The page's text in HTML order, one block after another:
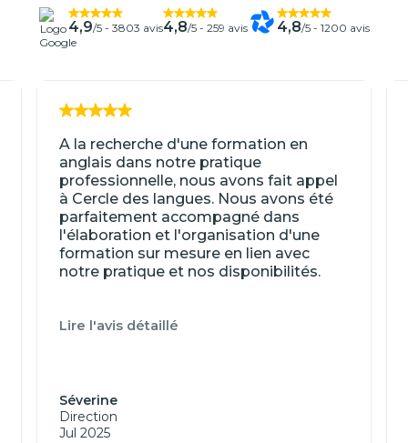
4,9/5 - 3803 avis4,8/5 - 259 avis 4,8/5 - 1200 avis
A la recherche d'une formation en
anglais dans notre pratique
professionnelle, nous avons fait appel
à Cercle des langues. Nous avons été
parfaitement accompagné dans
l'élaboration et l'organisation d'une
formation sur mesure en lien avec
notre pratique et nos disponibilités.
Lire l'avis détaillé
Séverine
Direction
Jul 2025